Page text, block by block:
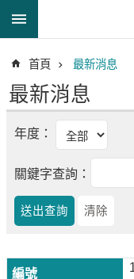
跳到主要內容區塊
階
搜
尋
透
中
油
信
首頁 最新消息
最新消息
年度：
關鍵字查詢：